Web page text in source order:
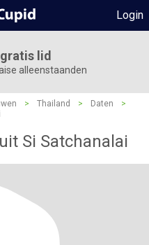
Login
lid
alleenstaanden
> Thailand > Daten
>
Si Satchanalai